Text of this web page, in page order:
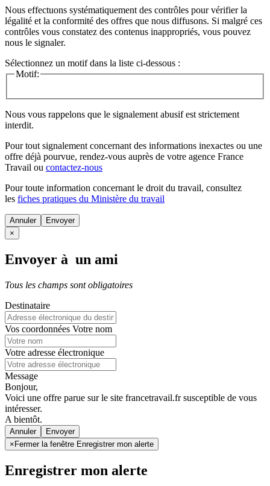
Nous effectuons systématiquement des contrôles pour vérifier la
légalité et la conformité des offres que nous diffusons. Si malgré ces
contrôles vous constatez des contenus inappropriés, vous pouvez
nous le signaler.
Sélectionnez un motif dans la liste ci-dessous :
Motif:
Nous vous rappelons que le signalement abusif est strictement
interdit.
Pour tout signalement concernant des informations inexactes ou une
offre déjà pourvue, rendez-vous auprès de votre agence France
Travail ou contactez-nous
Pour toute information concernant le droit du travail, consultez
les fiches pratiques du Ministère du travail
Annuler
×
Envoyer à un ami
Tous les champs sont obligatoires
Destinataire
Vos coordonnées Votre nom
Votre adresse électronique
Message
Bonjour,
Voici une offre parue sur le site francetravail.fr susceptible de vous
intéresser.
A bientôt.
Annuler
× Fermer la fenêtre Enregistrer mon alerte
Enregistrer mon alerte